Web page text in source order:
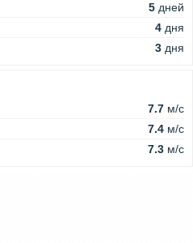
5 дней
4 дня
3 дня
7.7 м/c
7.4 м/c
7.3 м/c